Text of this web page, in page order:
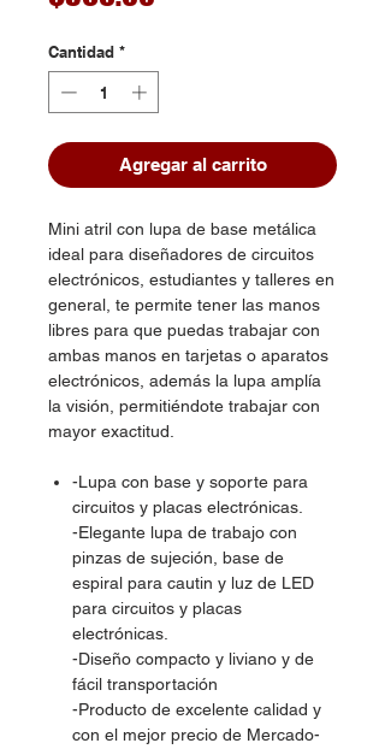
Cantidad *
Agregar al carrito
Mini atril con lupa de base metálica
ideal para diseñadores de circuitos
electrónicos, estudiantes y talleres en
general, te permite tener las manos
libres para que puedas trabajar con
ambas manos en tarjetas o aparatos
electrónicos, además la lupa amplía
la visión, permitiéndote trabajar con
mayor exactitud.
-Lupa con base y soporte para
circuitos y placas electrónicas.
-Elegante lupa de trabajo con
pinzas de sujeción, base de
espiral para cautin y luz de LED
para circuitos y placas
electrónicas.
-Diseño compacto y liviano y de
fácil transportación
-Producto de excelente calidad y
con el mejor precio de Mercado-